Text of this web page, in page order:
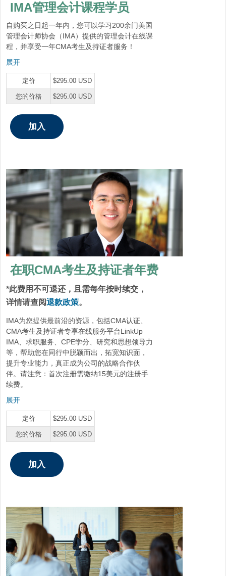
IMA管理会计课程学员
自购买之日起一年内，您可以学习200余门美国
管理会计师协会（IMA）提供的管理会计在线课
程，并享受一年CMA考生及持证者服务！
展开
定价 $295.00 USD
您的价格 $295.00 USD
在职CMA考生及持证者年费
*此费用不可退还，且需每年按时续交，
详情请查阅退款政策。
IMA为您提供最前沿的资源，包括CMA认证、
CMA考生及持证者专享在线服务平台LinkUp
IMA、求职服务、CPE学分、研究和思想领导力
等，帮助您在同行中脱颖而出，拓宽知识面，
提升专业能力，真正成为公司的战略合作伙
伴。请注意：首次注册需缴纳15美元的注册手
续费。
展开
定价 $295.00 USD
您的价格 $295.00 USD